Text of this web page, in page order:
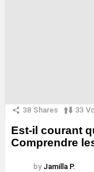
38 Shares 33
Est-il courant
Comprendre
by Jamilla P.